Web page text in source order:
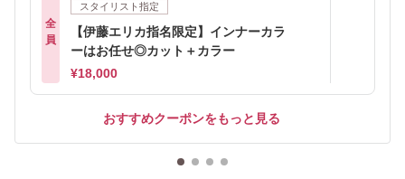
全
員
スタイリスト指定
【伊藤エリカ指名限定】インナーカラ
ーはお任せ◎カット＋カラー
¥18,000
おすすめクーポンをもっと見る